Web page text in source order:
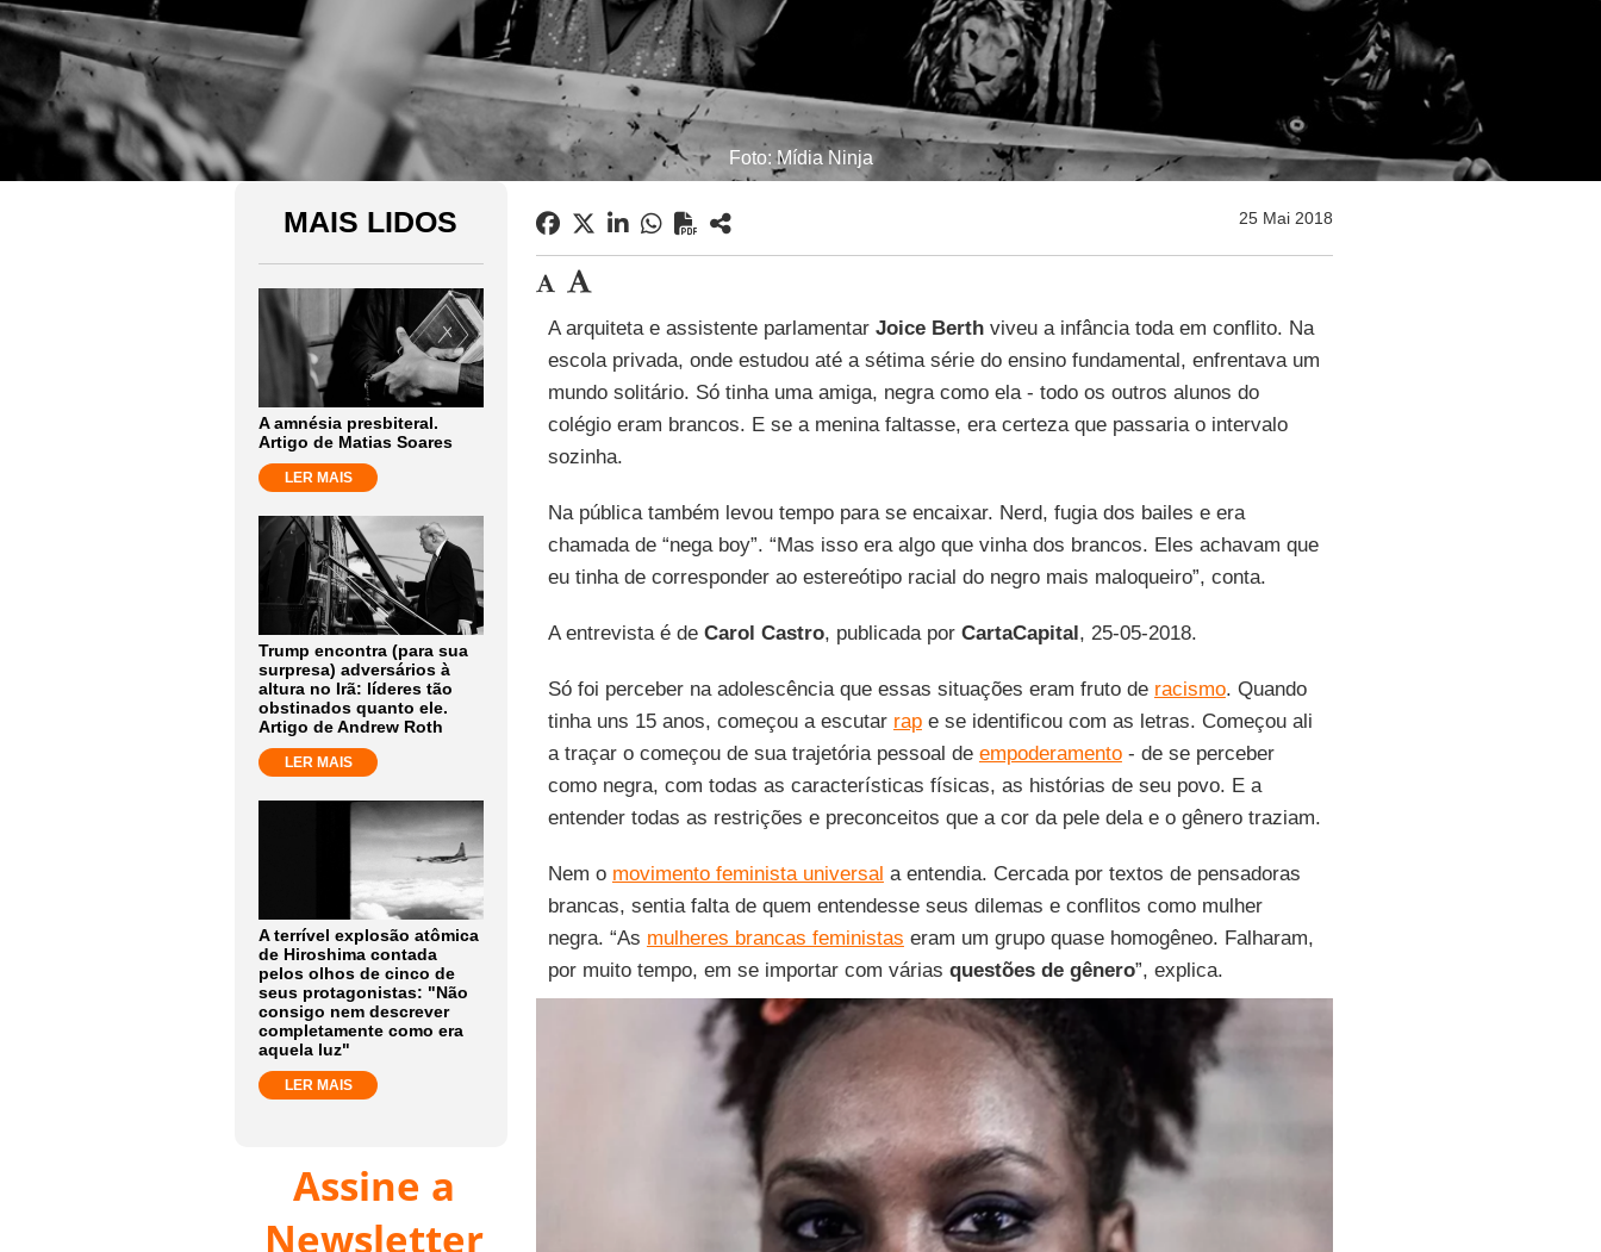
Foto: Mídia Ninja
MAIS LIDOS
A amnésia presbiteral.
Artigo de Matias Soares
LER MAIS
Trump encontra (para sua
surpresa) adversários à
altura no Irã: líderes tão
obstinados quanto ele.
Artigo de Andrew Roth
LER MAIS
A terrível explosão atômica
de Hiroshima contada
pelos olhos de cinco de
seus protagonistas: "Não
consigo nem descrever
completamente como era
aquela luz"
LER MAIS
Assine a
Newsletter
25 Mai 2018
A arquiteta e assistente parlamentar Joice Berthviveu a infância toda em conflito. Na
escola privada, onde estudou até a sétima série do ensino fundamental, enfrentava um
mundo solitário. Só tinha uma amiga, negra como ela - todo os outros alunos do
colégio eram brancos. E se a menina faltasse, era certeza que passaria o intervalo
sozinha.
Na pública também levou tempo para se encaixar. Nerd, fugia dos bailes e era
chamada de “nega boy”. “Mas isso era algo que vinha dos brancos. Eles achavam que
eu tinha de corresponder ao estereótipo racial do negro mais maloqueiro”, conta.
A entrevista é deCarol Castro, publicada por CartaCapital, 25-05-2018.
Só foi perceber na adolescência que essas situações eram fruto de racismo. Quando
tinha uns 15 anos, começou a escutar rape se identificou com as letras. Começou ali
a traçar o começou de sua trajetória pessoal de empoderamento- de se perceber
como negra, com todas as características físicas, as histórias de seu povo. E a
entender todas as restrições e preconceitos que a cor da pele dela e o gênero traziam.
Nem o movimento feminista universal a entendia. Cercada por textos de pensadoras
brancas, sentia falta de quem entendesse seus dilemas e conflitos como mulher
negra. “As mulheres brancas feministas eram um grupo quase homogêneo. Falharam,
por muito tempo, em se importar com várias questões de gênero”, explica.